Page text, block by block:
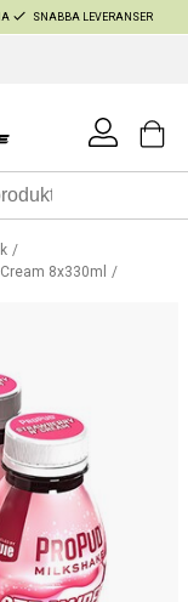
SNABBA LEVERANSER
8x330ml